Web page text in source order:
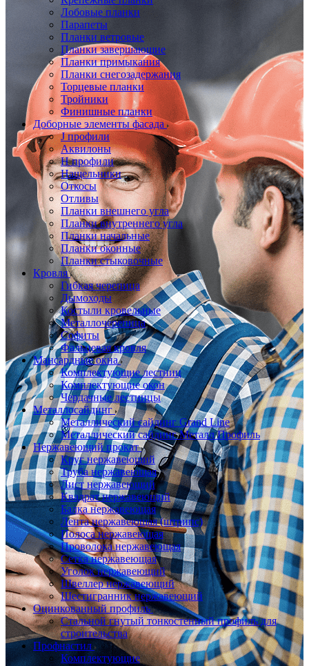
Лобовые планки
Парапеты
Планки ветровые
Планки завершающие
Планки примыкания
Планки снегозадержания
Торцевые планки
Тройники
Финишные планки
Доборные элементы фасада
J профили
Аквилоны
Н профили
Нащельники
Откосы
Отливы
Планки внешнего угла
Планки внутреннего угла
Планки начальные
Планки оконные
Планки стыковочные
Кровля
Гибкая черепица
Дымоходы
Костыли кровельные
Металлочерепица
Софиты
Фальцевая кровля
Мансардные окна
Комплектующие лестниц
Комплектующие окон
Чердачные лестницы
Металлосайдинг
Металлический сайдинг Grand Line
Металлический сайдинг Металл Профиль
Нержавеющий прокат
Круг нержавеющий
Труба нержавеющая
Лист нержавеющий
Квадрат нержавеющий
Балка нержавеющая
Лента нержавеющая (штрипс)
Полоса нержавеющая
Проволока нержавеющая
Сетка нержавеющая
Уголок нержавеющий
Швеллер нержавеющий
Шестигранник нержавеющий
Оцинкованный профиль
Стальной гнутый тонкостенный профиль для
строительства
Профнастил
Комплектующие